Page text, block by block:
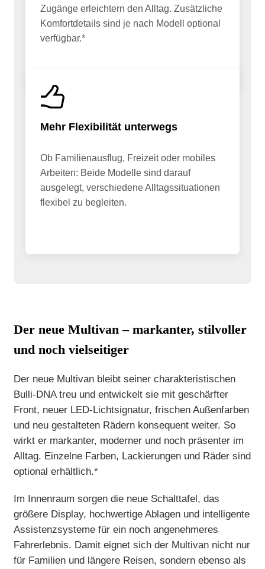
Zugänge erleichtern den Alltag. Zusätzliche
Komfortdetails sind je nach Modell optional
verfügbar.*
Mehr Flexibilität unterwegs
Ob Familienausflug, Freizeit oder mobiles
Arbeiten: Beide Modelle sind darauf
ausgelegt, verschiedene Alltagssituationen
flexibel zu begleiten.
Der neue Multivan – markanter, stilvoller
und noch vielseitiger
Der neue Multivan bleibt seiner charakteristischen
Bulli-DNA treu und entwickelt sie mit geschärfter
Front, neuer LED-Lichtsignatur, frischen Außenfarben
und neu gestalteten Rädern konsequent weiter. So
wirkt er markanter, moderner und noch präsenter im
Alltag. Einzelne Farben, Lackierungen und Räder sind
optional erhältlich.*
Im Innenraum sorgen die neue Schalttafel, das
größere Display, hochwertige Ablagen und intelligente
Assistenzsysteme für ein noch angenehmeres
Fahrerlebnis. Damit eignet sich der Multivan nicht nur
für Familien und längere Reisen, sondern ebenso als